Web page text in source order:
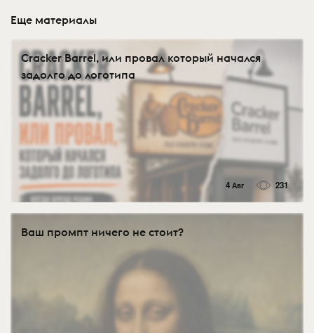
Еще материалы
Cracker Barrel, или провал который начался
задолго до логотипа
4 Авг 231
Ваш промпт ничего не стоит?